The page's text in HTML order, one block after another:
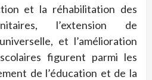
et la réhabilitation des
l’extension de
et l’amélioration
figurent parmi les
de l’éducation et de la